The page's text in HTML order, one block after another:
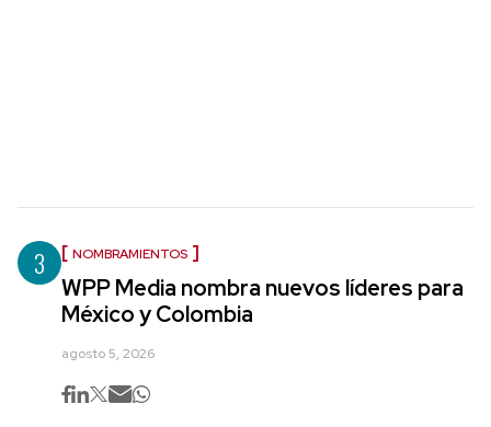
3 NOMBRAMIENTOS
WPP Media nombra nuevos líderes para
México y Colombia
agosto 5, 2026